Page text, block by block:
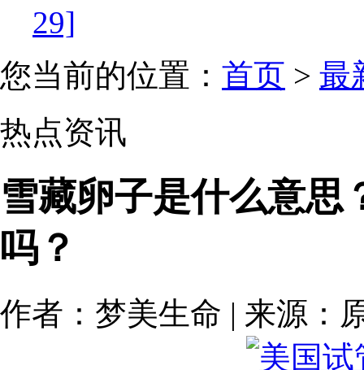
29]
您当前的位置： 首页 > 最
热点资讯
雪藏卵子是什么意思
吗？
作者：梦美生命 | 来源：